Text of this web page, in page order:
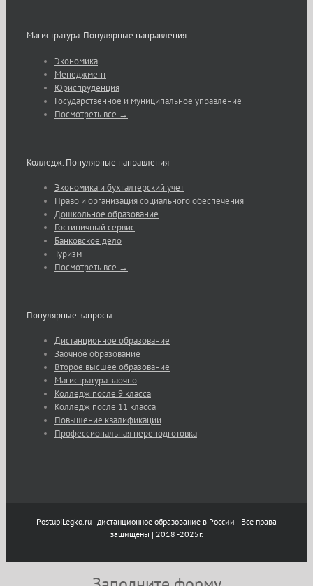
Магистратура. Популярные направления:
Экономика
Менеджмент
Юриспруденция
Государственное и муниципальное управление
Посмотреть все →
Колледж. Популярные направления
Экономика и бухгалтерский учет
Право и организация социального обеспечения
Дошкольное образование
Гостиничный сервис
Банковское дело
Туризм
Посмотреть все →
Популярные запросы
Дистанционное образование
Заочное образование
Второе высшее образование
Магистратура заочно
Колледж после 9 класса
Колледж после 11 класса
Повышение квалификации
Профессиональная переподготовка
PostupiLegko.ru - дистанционное образование в России | Все права
защищены | 2018 -2025г.